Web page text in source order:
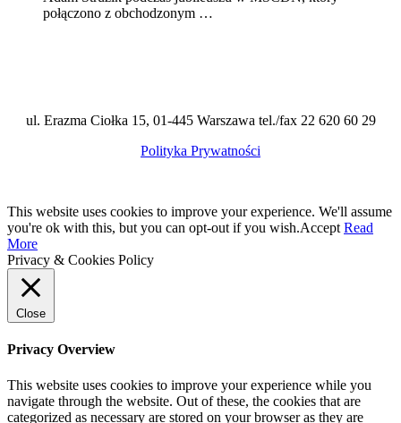
połączono z obchodzonym …
ul. Erazma Ciołka 15, 01-445 Warszawa tel./fax 22 620 60 29
Polityka Prywatności
This website uses cookies to improve your experience. We'll assume
you're ok with this, but you can opt-out if you wish.Accept Read
More
Privacy & Cookies Policy
Close
Privacy Overview
This website uses cookies to improve your experience while you
navigate through the website. Out of these, the cookies that are
categorized as necessary are stored on your browser as they are